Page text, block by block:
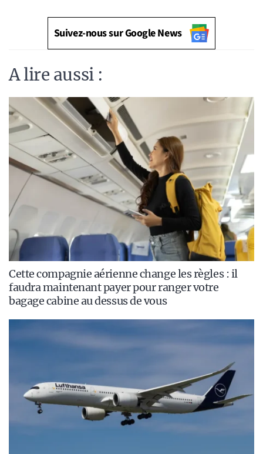
Suivez-nous sur Google News
A lire aussi :
Cette compagnie aérienne change les règles : il
faudra maintenant payer pour ranger votre
bagage cabine au dessus de vous